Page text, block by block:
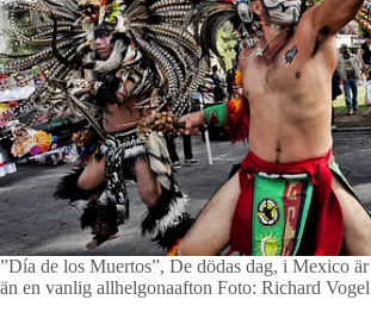
”Día de los Muertos”, De dödas dag, i Mexico
än en vanlig allhelgonaafton Foto: Richard